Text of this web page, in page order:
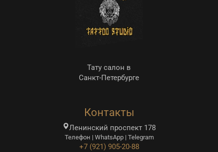
Тату салон в
Санкт-Петербурге
Контакты
Ленинский проспект 178
Телефон | WhatsApp | Telegram
+7 (921) 905-20-88